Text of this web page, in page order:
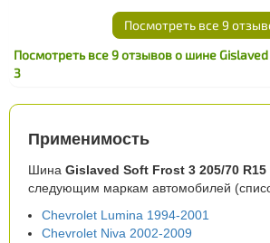
Посмотреть все 9
Посмотреть все 9 отзывов о шине
3
Применимость
Шина Gislaved Soft Frost 3 205/70 R15
следующим маркам автомобилей
Chevrolet Lumina 1994-2001
Chevrolet Niva 2002-2009